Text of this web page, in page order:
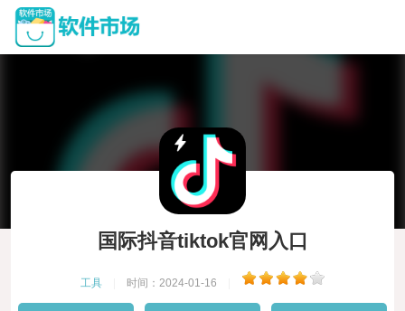
国际抖音tiktok官网入口
工具 时间：2024-01-16